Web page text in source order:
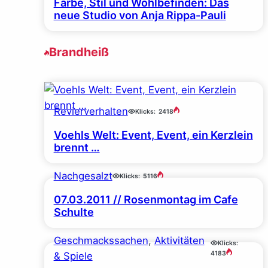
Farbe, Stil und Wohlbefinden: Das
neue Studio von Anja Rippa-Pauli
Brandheiß
Revierverhalten Klicks: 2418
Voehls Welt: Event, Event, ein Kerzlein
brennt …
Nachgesalzt Klicks: 5116
07.03.2011 // Rosenmontag im Cafe
Schulte
Geschmackssachen, Aktivitäten
& Spiele
Klicks:
4183